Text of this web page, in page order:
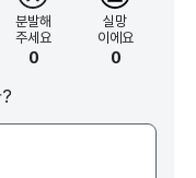
분발해
주세요
0
실망
이에요
0